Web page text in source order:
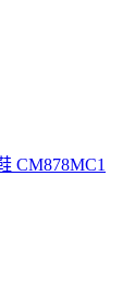
CM878MC1